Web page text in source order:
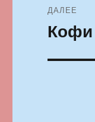
ДАЛЕЕ
запись: